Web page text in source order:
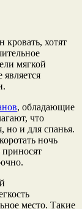
кровать, хотят
мягкой
, обладающие
что
но и для спанья.
ночь
место. Такие